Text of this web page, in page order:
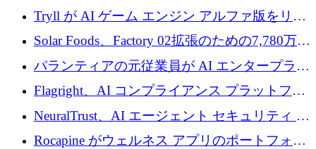
EIT Urban Mobilityから250万ユーロを確保
Tryll が AI ゲーム エンジン アルファ版をリリ
ースし、60 万ドルのプレシード資金を確保
Solar Foods、Factory 02拡張のための7,780万ユ
ーロの資金調達パッケージを獲得
パランティアの元従業員が AI エンタープライ
ズ スタートアップの Conduct に 6,000 万ドル
を調達
Flagright、AI コンプライアンス プラットフォ
ームを拡張するためにシリーズ A で 1,250 万
ドルを確保
NeuralTrust、AI エージェント セキュリティ プ
ラットフォームの拡張に 2,000 万ドルを調達
Rocapine がウェルネス アプリのポートフォリ